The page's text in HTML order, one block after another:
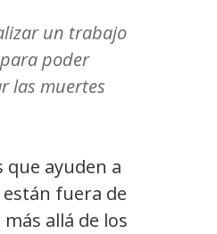
un trabajo
poder
las muertes
ayuden a
fuera de
allá de los